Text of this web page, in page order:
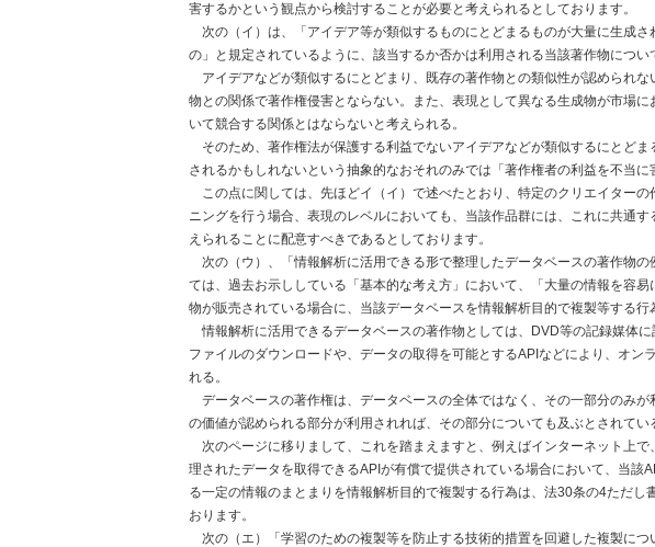
害するかという観点から検討することが必要と考えられるとしております。
次の（イ）は、「アイデア等が類似するものにとどまるものが大量に生成
の」と規定されているように、該当するか否かは利用される当該著作物につい
アイデアなどが類似するにとどまり、既存の著作物との類似性が認められ
物との関係で著作権侵害とならない。また、表現として異なる生成物が市場
いて競合する関係とはならないと考えられる。
そのため、著作権法が保護する利益でないアイデアなどが類似するにとど
されるかもしれないという抽象的なおそれのみでは「著作権者の利益を不当
この点に関しては、先ほどイ（イ）で述べたとおり、特定のクリエイター
ニングを行う場合、表現のレベルにおいても、当該作品群には、これに共通
えられることに配意すべきであるとしております。
次の（ウ）、「情報解析に活用できる形で整理したデータベースの著作物
ては、過去お示ししている「基本的な考え方」において、「大量の情報を容
物が販売されている場合に、当該データベースを情報解析目的で複製等する行
情報解析に活用できるデータベースの著作物としては、DVD等の記録媒体
ファイルのダウンロードや、データの取得を可能とするAPIなどにより、オン
れる。
データベースの著作権は、データベースの全体ではなく、その一部分のみ
の価値が認められる部分が利用されれば、その部分についても及ぶとされてい
次のページに移りまして、これを踏まえますと、例えばインターネット上
理されたデータを取得できるAPIが有償で提供されている場合において、当該
る一定の情報のまとまりを情報解析目的で複製する行為は、法30条の4ただ
おります。
次の（エ）「学習のための複製等を防止する技術的措置を回避した複製に